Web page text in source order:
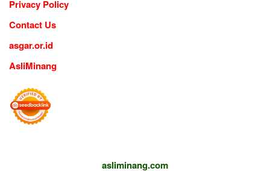
Privacy Policy
Contact Us
asgar.or.id
AsliMinang
asliminang.com